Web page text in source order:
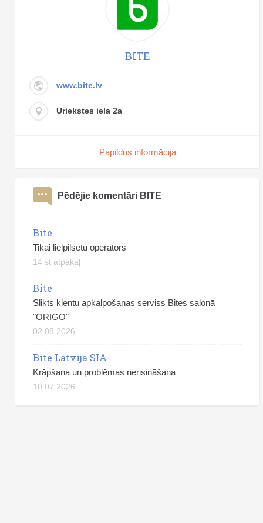
BITE
www.bite.lv
Uriekstes iela 2a
Papildus informācija
Pēdējie komentāri BITE
Bite
Tikai lielpilsētu operators
14 st atpakaļ
Bite
Slikts klentu apkalpošanas serviss Bites salonā
"ORIGO"
02.08.2026
Bite Latvija SIA
Krāpšana un problēmas nerisināšana
10.07.2026